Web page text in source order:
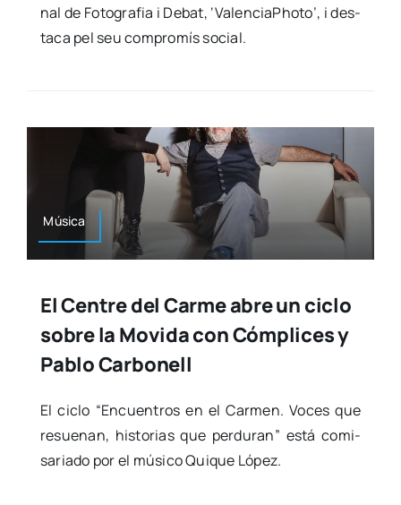
nal de Foto­gra­fia i Debat, ‘Valen­ciaPho­to’, i des­
ta­ca pel seu com­pro­mís social.
Músi­ca
El Centre del Carme abre un ciclo
sobre la Movida con Cómplices y
Pablo Carbonell
El ciclo “Encuen­tros en el Car­men. Voces que
resue­nan, his­to­rias que per­du­ran” está comi­
sa­ria­do por el músi­co Qui­que López.